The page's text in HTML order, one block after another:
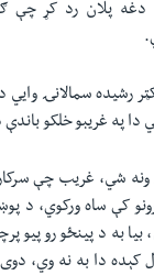
پلان رد کړ چې
رشيده سمالانۍ
دا په غريبو خلکو
شي، غريب چې
کې ساه ورکوي، د
به د پینځو روپیو
کېده دا به نه وي،